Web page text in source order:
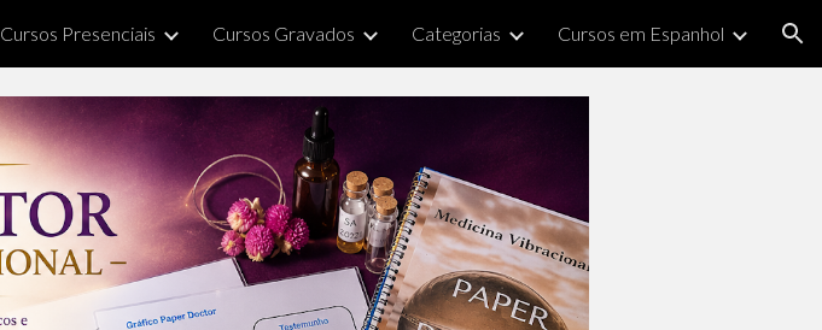
Skip to navigation
Cursos Presenciais Cursos Gravados Categorias Cursos em Espanhol